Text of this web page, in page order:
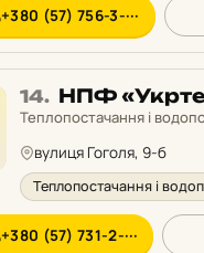
+380 (57) 756-3-···
14. Місце
14
рейтингу:
НПФ
Теплопостачання і
вулиця Гоголя, 9-б
Теплопостачання і
+380 (57) 731-2-···